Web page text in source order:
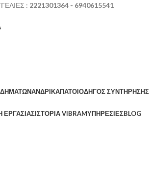
: 2221301364 - 6940615541
ΑΝΔΡΙΚΆΠΆΤΟΙΟΔΗΓΌΣ ΣΥΝΤΉΡΗΣΗΣ
ΕΡΓΑΣΊΑΣΙΣΤΟΡΊΑ VIBRAMΥΠΗΡΕΣΙΕΣBLOG